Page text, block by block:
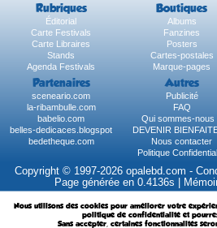
Rubriques Boutiques
Éditorial Albums
Carte Festivals
Fanzines
Carte Libraires
Posters
Stands
Cartes-postales
Agenda Festivals
Marque-pages
Partenaires Autres
sceneario.com Publicité
la-ribambulle.com
FAQ
babelio.com
Qui sommes-nous
belles-dedicaces.blogspot
DEVENIR
bedetheque.com
Nous contacter
Politique
Copyright © 1997-2026 opalebd.com -
Page générée en 0.4136s |
Nous utilisons des cookies pour améliorer votre
politique de confidentialité et
Sans accepter, certaines fonctionnalités